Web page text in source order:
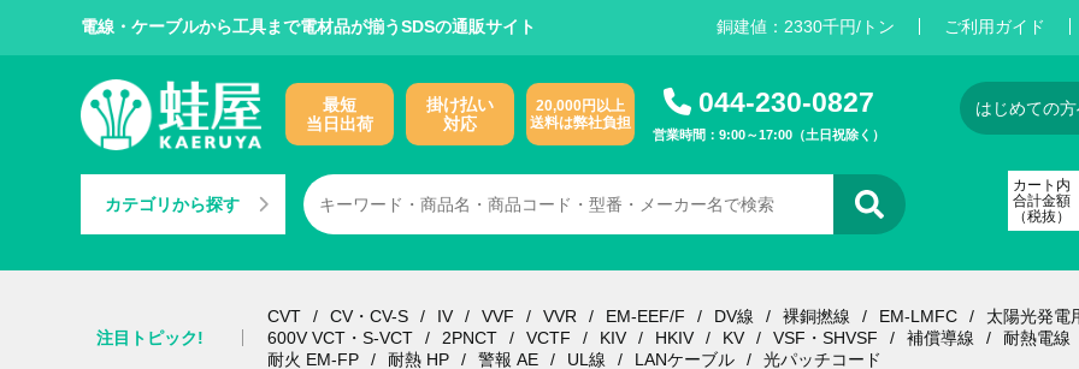
電線・ケーブルから工具まで電材品が揃うSDSの通販サイト 銅建値： 2330千円/トン ご利用ガイド
最短
当日出荷
掛け払い
対応
20,000円以上
送料は弊社負担
044-230-0827
営業時間：9:00～17:00（土日祝除く）
カテゴリから探す
はじめての
カート内
合計金額
（税抜）
注目トピック!
CVT CV・CV-S IV VVF VVR EM-EEF/F DV線 裸銅撚線 EM-LMFC 太陽光発電
600V VCT・S-VCT
2PNCT VCTF KIV HKIV KV VSF・SHVSF 補償導線 耐熱電線
耐火 EM-FP
耐熱 HP 警報 AE UL線 LANケーブル 光パッチコード